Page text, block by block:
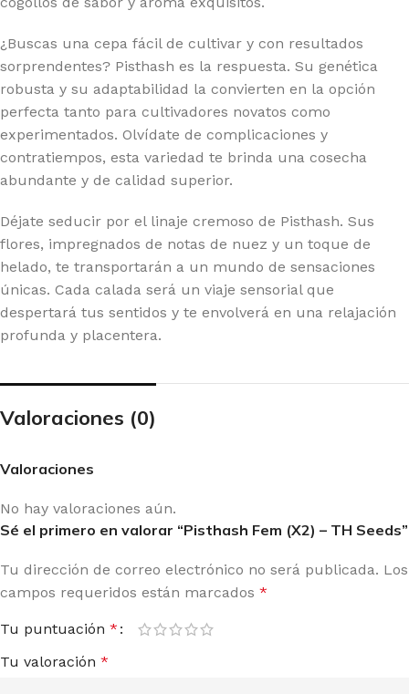
¿Buscas una cepa fácil de cultivar y con resultados
sorprendentes? Pisthash es la respuesta. Su genética
robusta y su adaptabilidad la convierten en la opción
perfecta tanto para cultivadores novatos como
experimentados. Olvídate de complicaciones y
contratiempos, esta variedad te brinda una cosecha
abundante y de calidad superior.
Déjate seducir por el linaje cremoso de Pisthash. Sus
flores, impregnados de notas de nuez y un toque de
helado, te transportarán a un mundo de sensaciones
únicas. Cada calada será un viaje sensorial que
despertará tus sentidos y te envolverá en una relajación
profunda y placentera.
Valoraciones (0)
Valoraciones
No hay valoraciones aún.
Sé el primero en valorar “Pisthash Fem (X2) – TH Seeds”
Tu dirección de correo electrónico no será publicada. Los
campos requeridos están marcados *
Tu puntuación *
Tu valoración *